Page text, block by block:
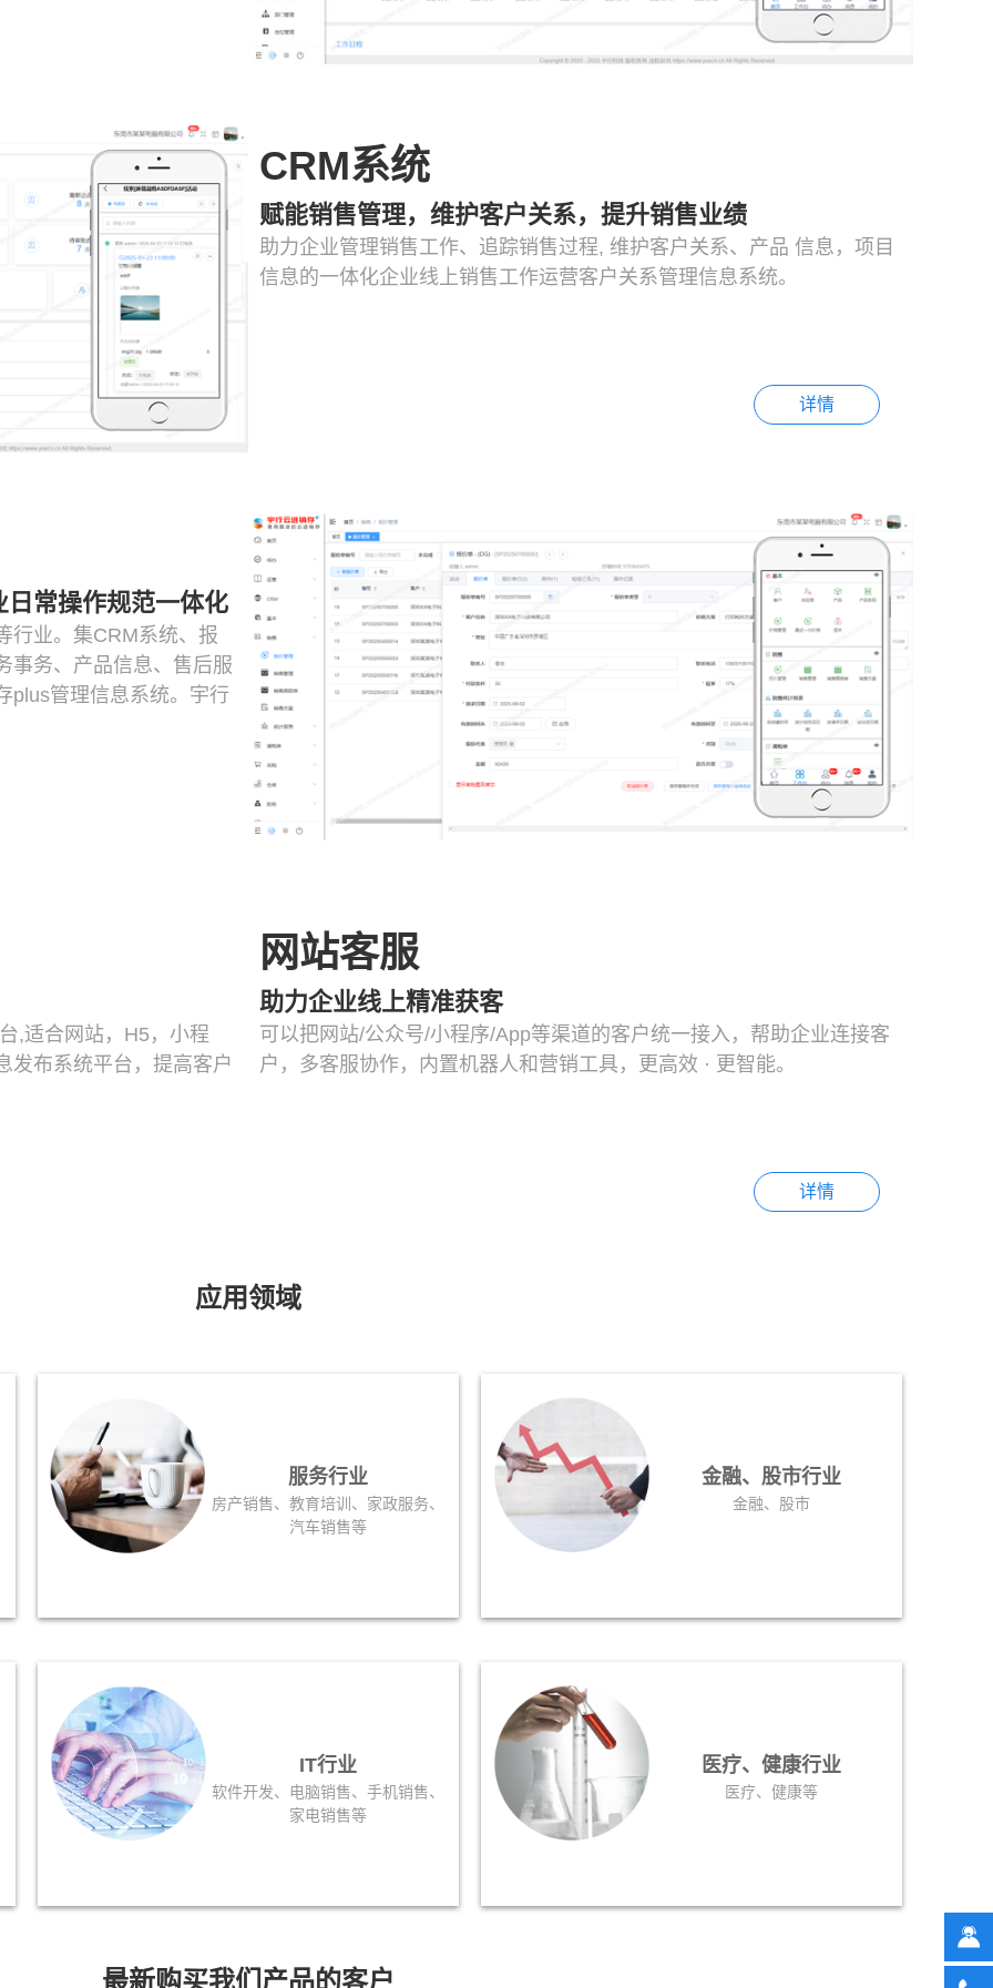
CRM系统
赋能销售管理，维护客户关系，提升销售业绩
助力企业管理销售工作、追踪销售过程, 维护客户关系、产品 信息，项目
信息的一体化企业线上销售工作运营客户关系管理信息系统。
详情
常操作规范一体化
行业。集CRM系统、报
事务、产品信息、售后服
plus管理信息系统。宇行
,适合网站，H5，小程
发布系统平台，提高客户
网站客服
助力企业线上精准获客
可以把网站/公众号/小程序/App等渠道的客户统一接入，帮助企业连接客
户，多客服协作，内置机器人和营销工具，更高效 · 更智能。
详情
应用领域
服务行业
房产销售、教育培训、家政服务、
汽车销售等
金融、股市行业
金融、股市
IT行业
软件开发、电脑销售、手机销售、
家电销售等
医疗、健康行业
医疗、健康等
最新购买我们产品的客户